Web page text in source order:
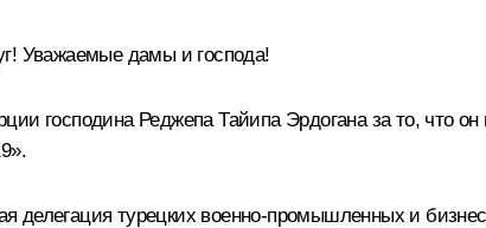
Уважаемые дамы и господа!
господина Реджепа Тайипа Эрдогана за то, что
делегация турецких военно-промышленных и